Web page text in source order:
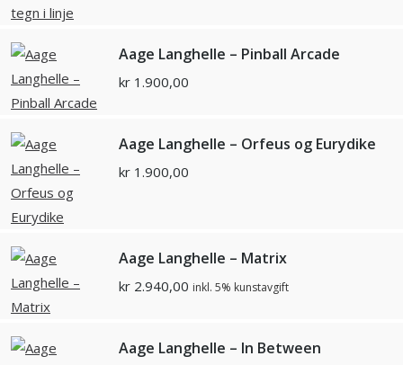
Aage Langhelle – Pinball Arcade
kr 1.900,00
Aage Langhelle – Orfeus og Eurydike
kr 1.900,00
Aage Langhelle – Matrix
kr 2.940,00 inkl. 5% kunstavgift
Aage Langhelle – In Between